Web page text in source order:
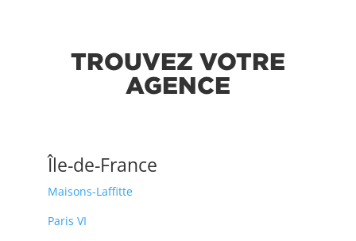
TROUVEZ VOTRE
AGENCE
Île-de-France
Maisons-Laffitte
Paris VI